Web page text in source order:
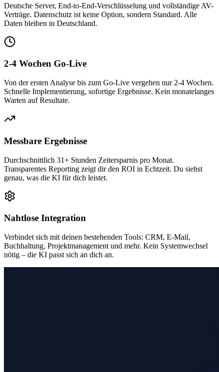
Deutsche Server, End-to-End-Verschlüsselung und vollständige AV-
Verträge. Datenschutz ist keine Option, sondern Standard. Alle
Daten bleiben in Deutschland.
2-4 Wochen Go-Live
Von der ersten Analyse bis zum Go-Live vergehen nur 2-4 Wochen.
Schnelle Implementierung, sofortige Ergebnisse. Kein monatelanges
Warten auf Resultate.
Messbare Ergebnisse
Durchschnittlich 31+ Stunden Zeitersparnis pro Monat.
Transparentes Reporting zeigt dir den ROI in Echtzeit. Du siehst
genau, was die KI für dich leistet.
Nahtlose Integration
Verbindet sich mit deinen bestehenden Tools: CRM, E-Mail,
Buchhaltung, Projektmanagement und mehr. Kein Systemwechsel
nötig – die KI passt sich an dich an.